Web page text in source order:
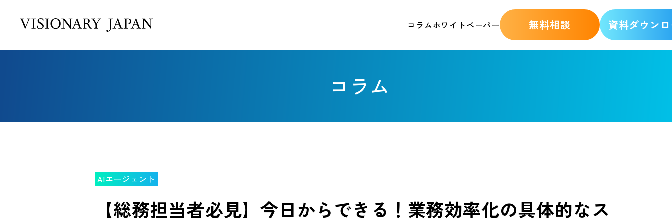
コラムホワイトペーパー 無料相談 資料ダウン
コラム
AIエージェント
【総務担当者必見】今日からできる！業務効率化の具体的なス